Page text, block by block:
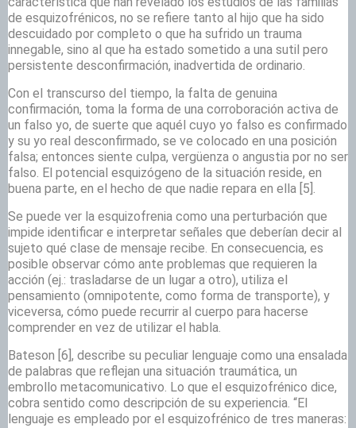
de esquizofrénicos, no se refiere tanto al hijo que ha sido
descuidado por completo o que ha sufrido un trauma
innegable, sino al que ha estado sometido a una sutil pero
persistente desconfirmación, inadvertida de ordinario.
Con el transcurso del tiempo, la falta de genuina
confirmación, toma la forma de una corroboración activa de
un falso yo, de suerte que aquél cuyo yo falso es confirmado
y su yo real desconfirmado, se ve colocado en una posición
falsa; entonces siente culpa, vergüenza o angustia por no ser
falso. El potencial esquizógeno de la situación reside, en
buena parte, en el hecho de que nadie repara en ella [5].
Se puede ver la esquizofrenia como una perturbación que
impide identificar e interpretar señales que deberían decir al
sujeto qué clase de mensaje recibe. En consecuencia, es
posible observar cómo ante problemas que requieren la
acción (ej.: trasladarse de un lugar a otro), utiliza el
pensamiento (omnipotente, como forma de transporte), y
viceversa, cómo puede recurrir al cuerpo para hacerse
comprender en vez de utilizar el habla.
Bateson [6], describe su peculiar lenguaje como una ensalada
de palabras que reflejan una situación traumática, un
embrollo metacomunicativo. Lo que el esquizofrénico dice,
cobra sentido como descripción de su experiencia. “El
lenguaje es empleado por el esquizofrénico de tres maneras: